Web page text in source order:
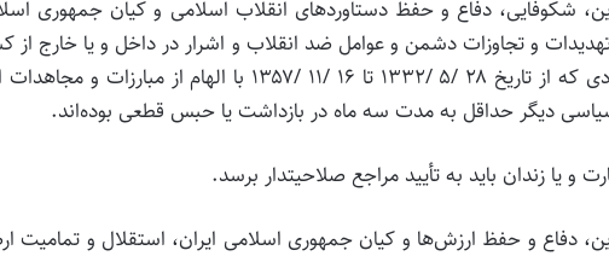
شکوفایی، دفاع و حفظ دستاوردهای انقلاب اسلامی و کیان جمهوری
و تجاوزات دشمن و عوامل ضد انقلاب و اشرار در داخل و یا خارج از
اسیر شده و سپس آزاد شود. همچنین کلیه افرادی که از تاریخ ۲۸ /۵ /۱۳۳۲ تا ۱۶ /۱۱ /۱۳۵۷ با الهام از مبارزات
سیاسی دیگر حداقل به مدت سه ماه در بازداشت یا حبس قطعی بوده‌اند.
و یا زندان باید به تأیید مراجع صلاحیتدار برسد.
دفاع و حفظ ارزش‌ها و کیان جمهوری اسلامی ایران، استقلال و تمامیت